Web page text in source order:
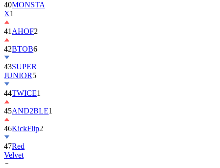
40MONSTA
X1
41 AHOF2
42BTOB6
43SUPER
JUNIOR5
44TWICE1
45AND2BLE1
46KickFlip2
47Red
Velvet